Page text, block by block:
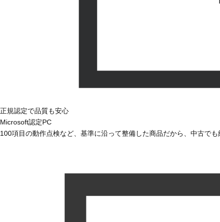
正規認定で品質も安心
Microsoft認定PC
100項目の動作点検など、基準に沿って整備した商品だから、中古で